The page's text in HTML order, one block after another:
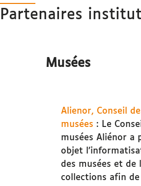
Partenaires
Musées
Alienor, Conseil
musées : Le
musées Aliénor a
objet
des musées et de
collections afin de